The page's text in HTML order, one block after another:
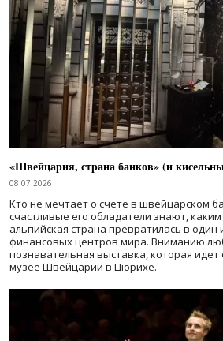
«Швейцария, страна банков» (и
08.07.2026
Кто не мечтает о счете в швейцарском
счастливые его обладатели знают,
альпийская страна превратилась в один
финансовых центров мира. Вниманию
познавательная выставка, которая
музее Швейцарии в Цюрихе.